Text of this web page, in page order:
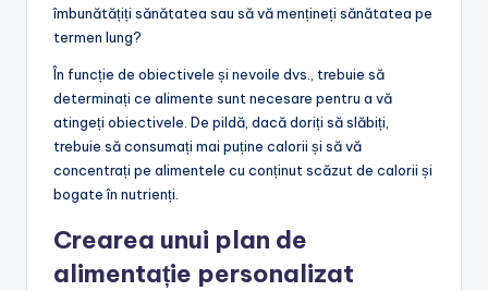
îmbunătățiți sănătatea sau să vă mențineți sănătatea pe
termen lung?
În funcție de obiectivele și nevoile dvs., trebuie să
determinați ce alimente sunt necesare pentru a vă
atingeți obiectivele. De pildă, dacă doriți să slăbiți,
trebuie să consumați mai puține calorii și să vă
concentrați pe alimentele cu conținut scăzut de calorii și
bogate în nutrienți.
Crearea unui plan de
alimentație personalizat